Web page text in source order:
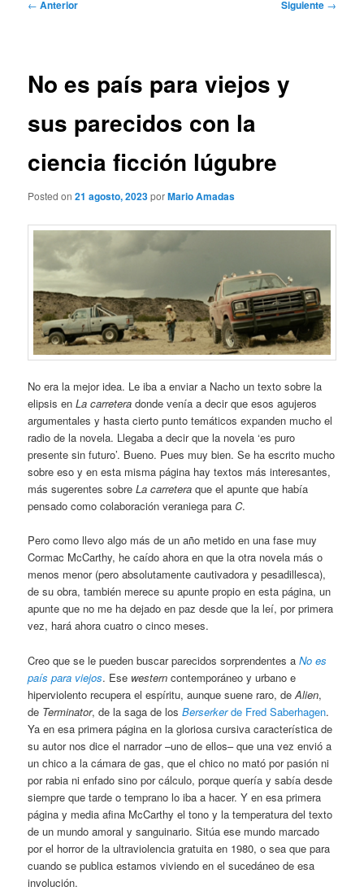
← Anterior Siguiente →
No es país para viejos y
sus parecidos con la
ciencia ficción lúgubre
Posted on21 agosto, 2023porMario Amadas
No era la mejor idea. Le iba a enviar a Nacho un texto sobre la
elipsis enLa carretera donde venía a decir que esos agujeros
argumentales y hasta cierto punto temáticos expanden mucho el
radio de la novela. Llegaba a decir que la novela ‘es puro
presente sin futuro’. Bueno. Pues muy bien. Se ha escrito mucho
sobre eso y en esta misma página hay textos más interesantes,
más sugerentes sobreLa carretera que el apunte que había
pensado como colaboración veraniega paraC.
Pero como llevo algo más de un año metido en una fase muy
Cormac McCarthy, he caído ahora en que la otra novela más o
menos menor (pero absolutamente cautivadora y pesadillesca),
de su obra, también merece su apunte propio en esta página, un
apunte que no me ha dejado en paz desde que la leí, por primera
vez, hará ahora cuatro o cinco meses.
Creo que se le pueden buscar parecidos sorprendentes aNo es
país para viejos. Ese western contemporáneo y urbano e
hiperviolento recupera el espíritu, aunque suene raro, deAlien,
de Terminator, de la saga de losBerserkerde Fred Saberhagen.
Ya en esa primera página en la gloriosa cursiva característica de
su autor nos dice el narrador –uno de ellos– que una vez envió a
un chico a la cámara de gas, que el chico no mató por pasión ni
por rabia ni enfado sino por cálculo, porque quería y sabía desde
siempre que tarde o temprano lo iba a hacer. Y en esa primera
página y media afina McCarthy el tono y la temperatura del texto
de un mundo amoral y sanguinario. Sitúa ese mundo marcado
por el horror de la ultraviolencia gratuita en 1980, o sea que para
cuando se publica estamos viviendo en el sucedáneo de esa
involución.